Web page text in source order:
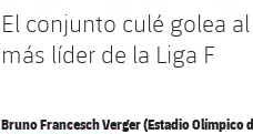
El conjunto culé golea
más líder de la Liga F
Bruno Francesch Verger (Estadio Olímpico